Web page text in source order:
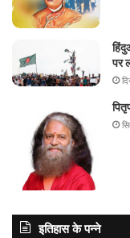
पर
इतिहास के पन्ने